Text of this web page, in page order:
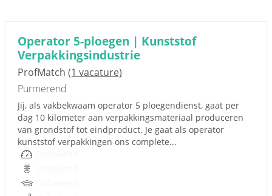
Operator 5-ploegen | Kunststof
Verpakkingsindustrie
ProfMatch (1 vacature)
Purmerend
Jij, als vakbekwaam operator 5 ploegendienst, gaat per
dag 10 kilometer aan verpakkingsmateriaal produceren
van grondstof tot eindproduct. Je gaat als operator
kunststof verpakkingen ons complete...